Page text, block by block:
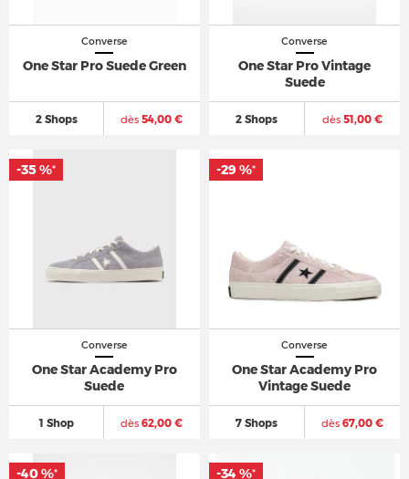
Converse
One Star Pro Suede Green
2 Shops dès 54,00 €
Converse
One Star Pro Vintage
Suede
2 Shops dès51,00 €
Converse
One Star Academy Pro
Suede
1 Shop dès 62,00 €
-35 %*
Converse
One Star Academy Pro
Vintage Suede
7 Shops dès67,00 €
-29 %*
-40 %* -34 %*